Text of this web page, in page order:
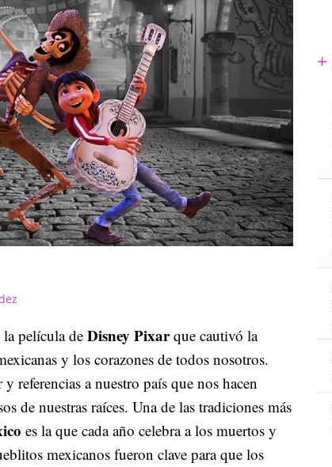
película de Disney Pixarque cautivó la
y los corazones de todos nosotros.
referencias a nuestro país que nos hacen
de nuestras raíces. Una de las tradiciones más
es la que cada año celebra a los muertos y
mexicanos fueron clave para que los